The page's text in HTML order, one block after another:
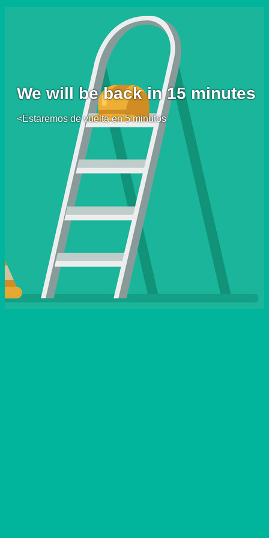
We will be back in 15 minutes
<Estaremos de vuelta en 5 minutos